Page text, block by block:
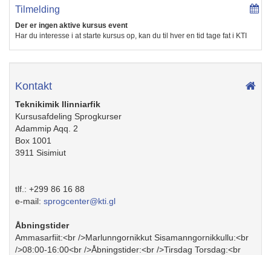
Tilmelding
Der er ingen aktive kursus event
Har du interesse i at starte kursus op, kan du til hver en tid tage fat i KTI
Kontakt
Teknikimik Ilinniarfik
Kursusafdeling Sprogkurser
Adammip Aqq. 2
Box 1001
3911 Sisimiut
tlf.: +299 86 16 88
e-mail: sprogcenter@kti.gl
Åbningstider
Ammasarfiit:<br />Marlunngornikkut Sisamanngornikkullu:<br
/>08:00-16:00<br />Åbningstider:<br />Tirsdag Torsdag:<br